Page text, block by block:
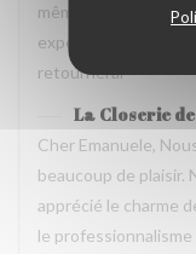
même temps, avec
experience que
retournerai
La Closerie
Cher Emanuele,
beaucoup de plaisir.
apprécié le charme
le